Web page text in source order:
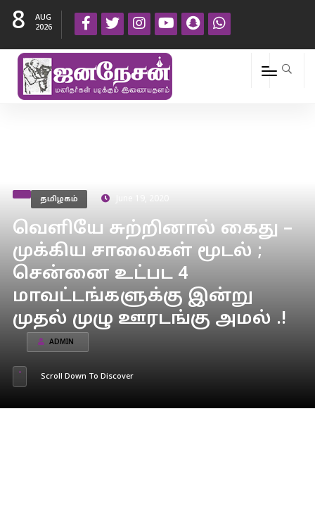
8
AUG
2026
தமிழகம்
வெளியே சுற்றினால் கைது –
முக்கிய சாலைகள் மூடல் ;
சென்னை உட்பட 4
மாவட்டங்களுக்கு இன்று
முதல் முழு ஊரடங்கு அமல் .!
ADMIN
Scroll Down To Discover